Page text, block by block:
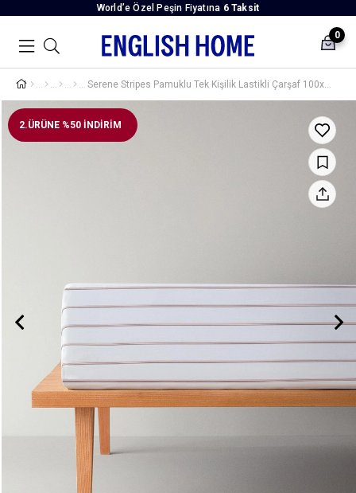
World’e Özel Peşin Fiyatına 6 Taksit
0
Serene Stripes Pamuklu Tek Kişilik Lastikli Çarşaf 100x200 cm Pembe
2.ÜRÜNE %50 İNDİRİM